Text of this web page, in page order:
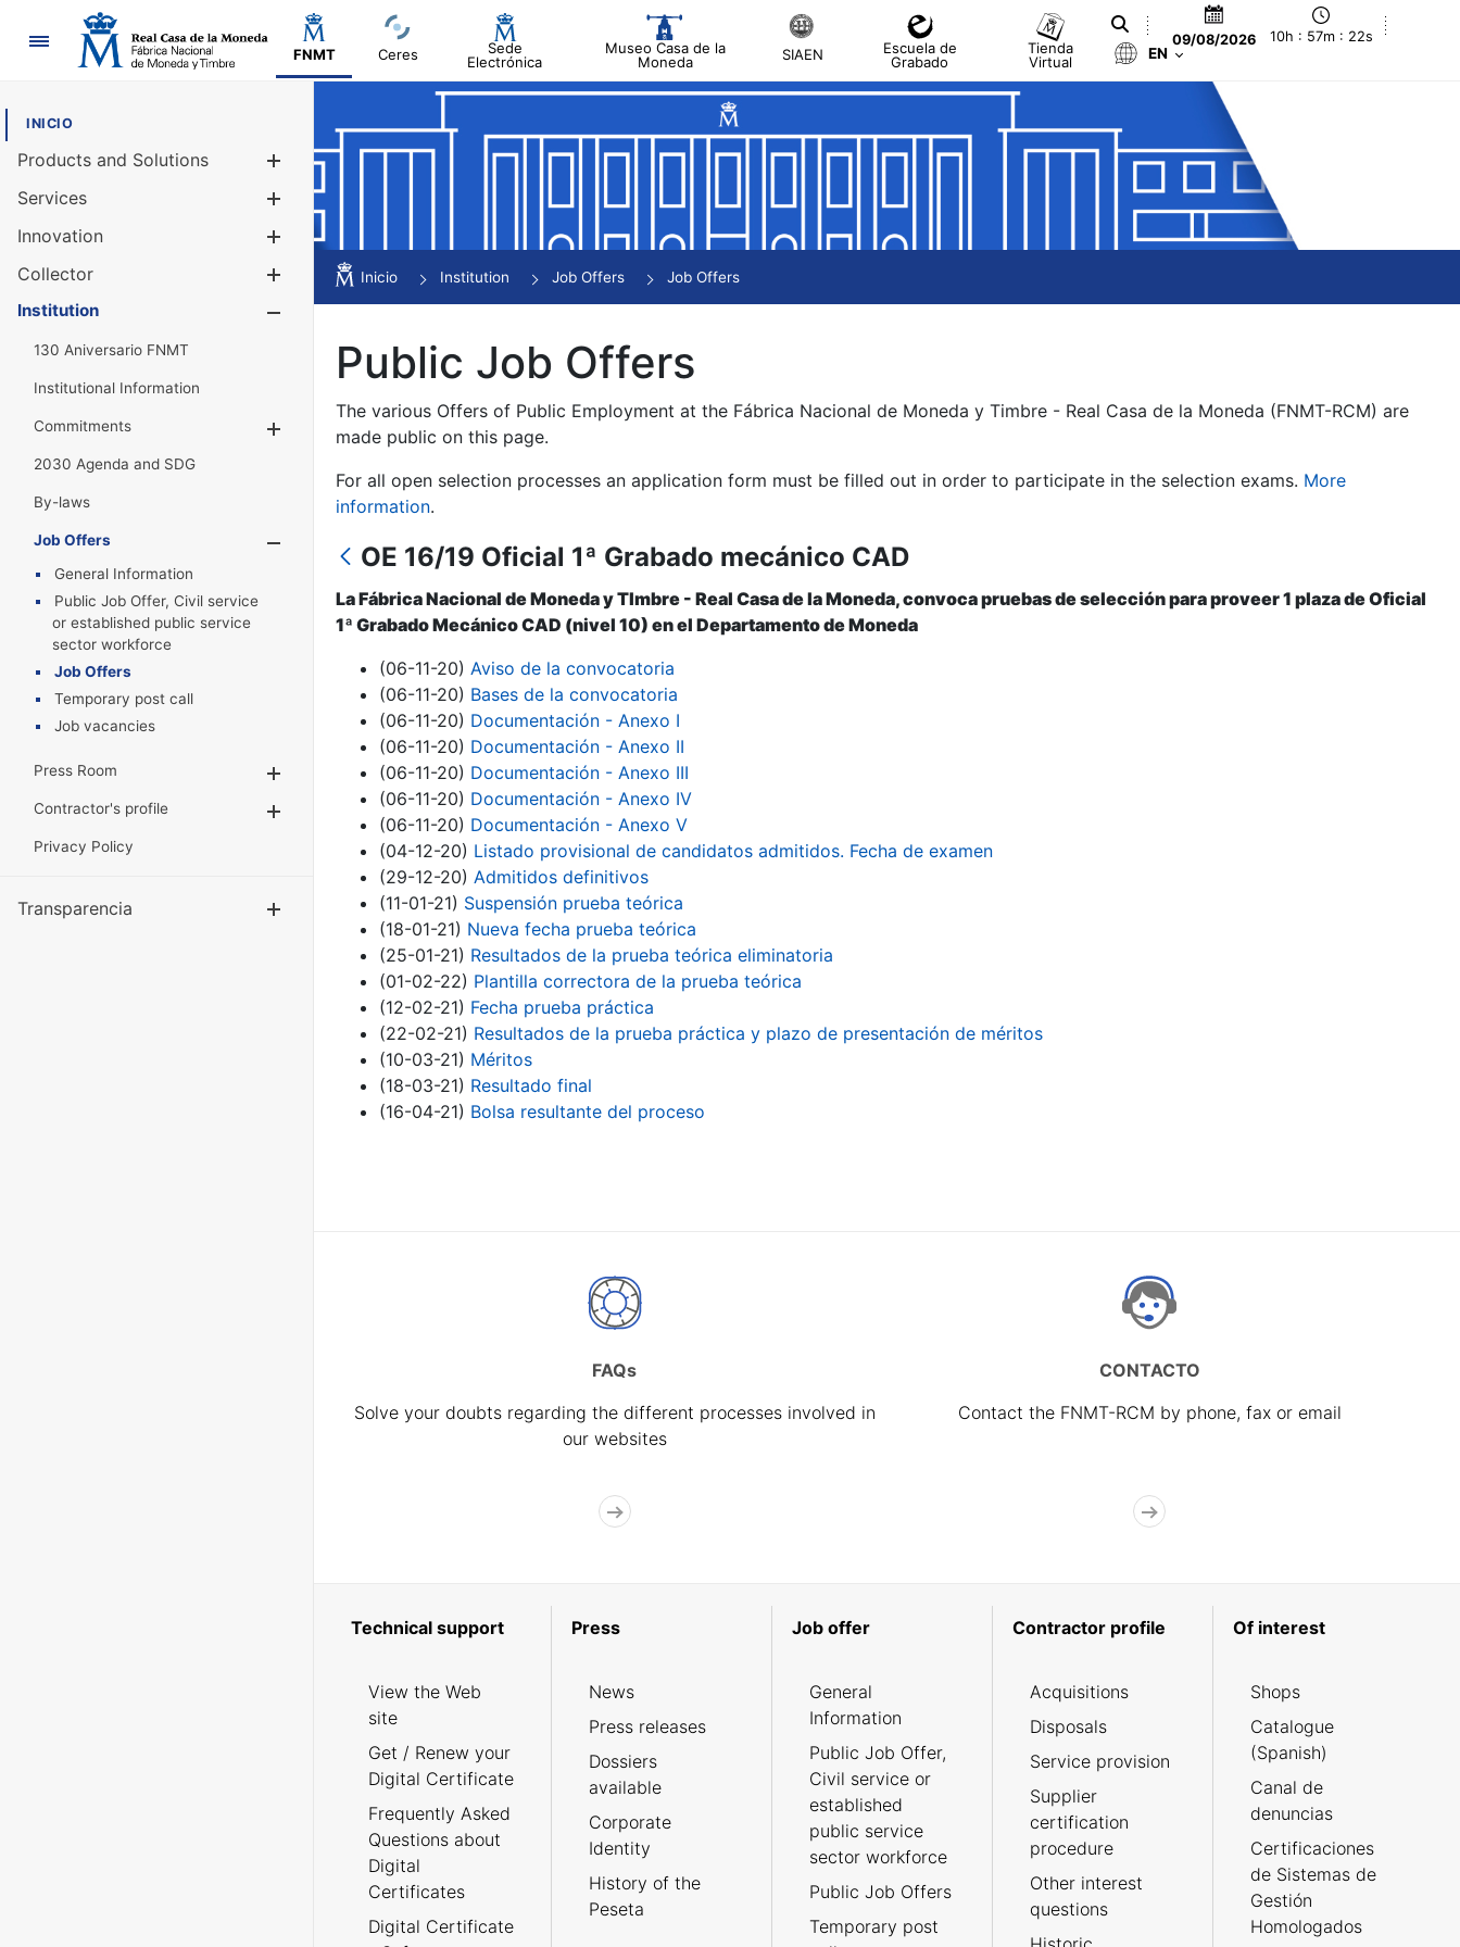
Navigation
FNMT Ceres
Sede
Electrónica
Museo Casa de la
Moneda
SIAEN
Escuela de
Grabado
Tienda
Virtual
09/08/2026 10h : 57m : 22s
EN
INICIO
Products and Solutions
Services
Innovation
Collector
Show/Hide
Institution
130 Aniversario FNMT
Institutional Information
Commitments
Show/Hide
2030 Agenda and SDG
By-laws
Job Offers
Show/Hide
General Information
Public Job Offer, Civil service
or established public service
sector workforce
Job Offers
Temporary post call
Job vacancies
Press Room
Show/Hide
Contractor's profile
Show/Hide
Privacy Policy
Transparencia Show/Hide
Inicio Institution Job Offers Job Offers
Public Job Offers
The various Offers of Public Employment at the Fábrica Nacional de Moneda y Timbre - Real Casa de la Moneda (FNMT-RCM) are
made public on this page.
For all open selection processes an application form must be filled out in order to participate in the selection exams. More
information.
OE 16/19 Oficial 1ª Grabado mecánico CAD
La Fábrica Nacional de Moneda y Tlmbre - Real Casa de la Moneda, convoca pruebas de selección para proveer 1 plaza de Oficial
1ª Grabado Mecánico CAD (nivel 10) en el Departamento de Moneda
(06-11-20) Aviso de la convocatoria
(06-11-20) Bases de la convocatoria
(06-11-20) Documentación - Anexo I
(06-11-20) Documentación - Anexo II
(06-11-20) Documentación - Anexo III
(06-11-20) Documentación - Anexo IV
(06-11-20) Documentación - Anexo V
(04-12-20) Listado provisional de candidatos admitidos. Fecha de examen
(29-12-20) Admitidos definitivos
(11-01-21) Suspensión prueba teórica
(18-01-21) Nueva fecha prueba teórica
(25-01-21) Resultados de la prueba teórica eliminatoria
(01-02-22) Plantilla correctora de la prueba teórica
(12-02-21) Fecha prueba práctica
(22-02-21) Resultados de la prueba práctica y plazo de presentación de méritos
(10-03-21) Méritos
(18-03-21) Resultado final
(16-04-21) Bolsa resultante del proceso
FAQs
Solve your doubts regarding the different processes involved in
our websites
CONTACTO
Contact the FNMT-RCM by phone, fax or email
Technical support
View the Web
site
Get / Renew your
Digital Certificate
Frequently Asked
Questions about
Digital
Certificates
Digital Certificate
Press
News
Press releases
Dossiers
available
Corporate
Identity
History of the
Peseta
Job offer
General
Information
Public Job Offer,
Civil service or
established
public service
sector workforce
Public Job Offers
Temporary post
Contractor profile
Acquisitions
Disposals
Service provision
Supplier
certification
procedure
Other interest
questions
Of interest
Shops
Catalogue
(Spanish)
Canal de
denuncias
Certificaciones
de Sistemas de
Gestión
Homologados